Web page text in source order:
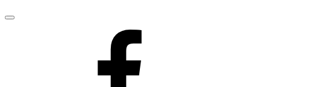
–
Aregala
Jedálny